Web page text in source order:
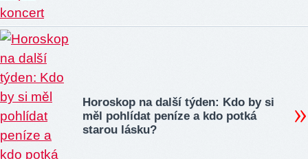
Horoskop na další týden: Kdo by si
měl pohlídat peníze a kdo potká
starou lásku?